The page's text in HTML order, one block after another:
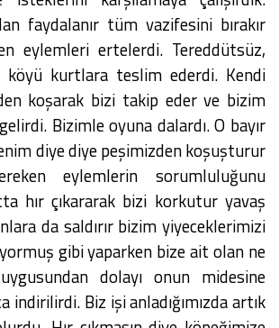
faydalanır tüm vazifesini bırakır
eylemleri ertelerdi. Tereddütsüz,
köyü kurtlara teslim ederdi. Kendi
koşarak bizi takip eder ve bizim
Bizimle oyuna dalardı. O bayır
diye diye peşimizden koşuşturur
eylemlerin sorumluluğunu
hır çıkararak bizi korkutur yavaş
da saldırır bizim yiyeceklerimizi
gibi yaparken bize ait olan ne
dolayı onun midesine
indirilirdi. Biz işi anladığımızda artık